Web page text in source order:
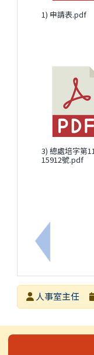
上一筆：內
1) 申請表.pdf
3) 總處培字第
15912號.pdf
發布者人事室主任
左邊區域內容